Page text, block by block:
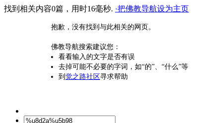
找到相关内容0篇，用时16毫秒. ·把佛教导航设为主页
抱歉，没有找到与此相关的网页。
佛教导航搜索建议您：
看看输入的文字是否有误
去掉可能不必要的字词，如“的”、“什么”等
到 觉之路社区寻求帮助